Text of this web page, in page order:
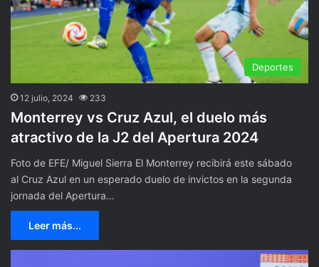
Deportes
12 julio, 2024 233
Monterrey vs Cruz Azul, el duelo más
atractivo de la J2 del Apertura 2024
Foto de EFE/ Miguel Sierra El Monterrey recibirá este sábado
al Cruz Azul en un esperado duelo de invictos en la segunda
jornada del Apertura…
Leer más...